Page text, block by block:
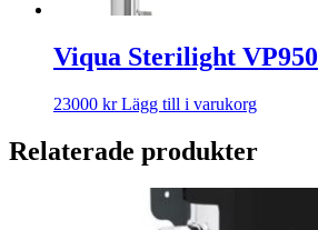
Viqua Sterilight VP950
23000 kr Lägg till i varukorg
Relaterade produkter